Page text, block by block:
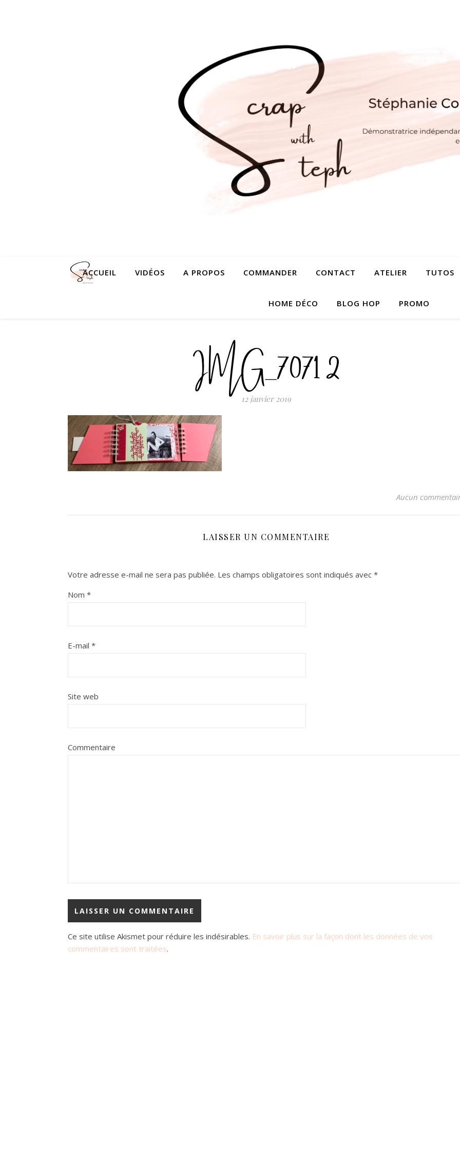
ACCUEIL VIDÉOS A PROPOS COMMANDER CONTACT ATELIER TUTOS
HOME DÉCO BLOG HOP PROMO
IMG_7071 2
12 janvier 2019
Aucun
LAISSER UN COMMENTAIRE
Votre adresse e-mail ne sera pas publiée. Les champs obligatoires sont indiqués avec *
Nom *
E-mail *
Site web
Commentaire
Ce site utilise Akismet pour réduire les indésirables. En savoir plus sur la façon dont les données de vos
commentaires sont traitées.